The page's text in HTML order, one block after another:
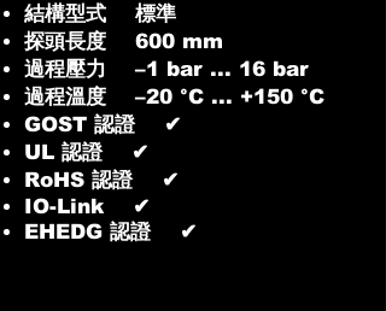
結構型式 標準
探頭長度 600 mm
過程壓力 –1 bar ... 16 bar
過程溫度 –20 °C ... +150 °C
GOST 認證 ✔
UL 認證 ✔
RoHS 認證 ✔
IO-Link ✔
EHEDG 認證 ✔